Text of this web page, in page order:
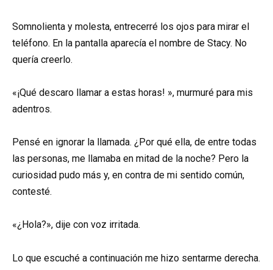
Somnolienta y molesta, entrecerré los ojos para mirar el
teléfono. En la pantalla aparecía el nombre de Stacy. No
quería creerlo.
«¡Qué descaro llamar a estas horas! », murmuré para mis
adentros.
Pensé en ignorar la llamada. ¿Por qué ella, de entre todas
las personas, me llamaba en mitad de la noche? Pero la
curiosidad pudo más y, en contra de mi sentido común,
contesté.
«¿Hola?», dije con voz irritada.
Lo que escuché a continuación me hizo sentarme derecha.